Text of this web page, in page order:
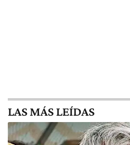
LAS MÁS LEÍDAS